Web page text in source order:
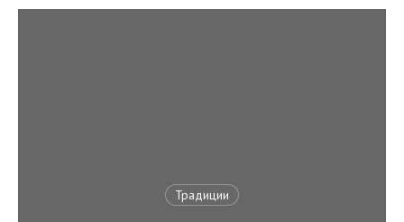
Традиции